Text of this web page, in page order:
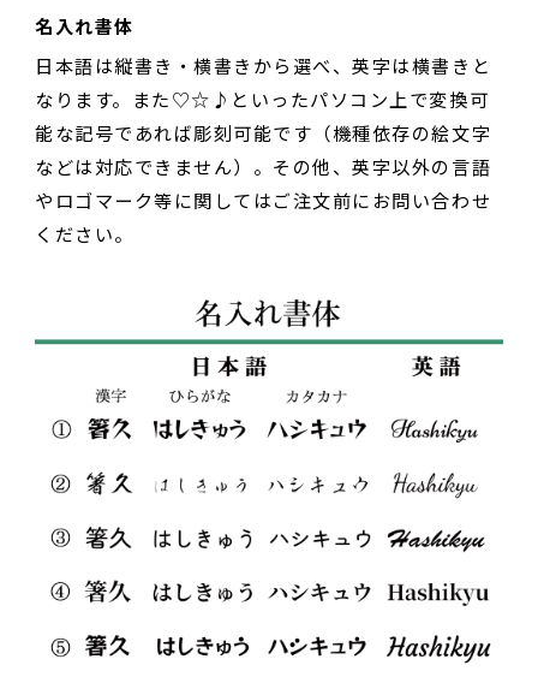
名入れ書体
日本語は縦書き・横書きから選べ、英字は横書きと
なります。また♡☆♪といったパソコン上で変換可
能な記号であれば彫刻可能です（機種依存の絵文字
などは対応できません）。その他、英字以外の言語
やロゴマーク等に関してはご注文前にお問い合わせ
ください。